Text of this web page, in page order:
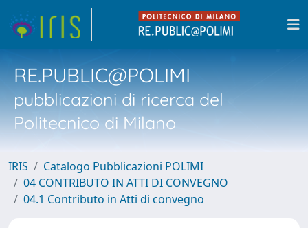
RE.PUBLIC@POLIMI
pubblicazioni di ricerca del
Politecnico di Milano
IRIS
Catalogo Pubblicazioni POLIMI
04 CONTRIBUTO IN ATTI DI CONVEGNO
04.1 Contributo in Atti di convegno